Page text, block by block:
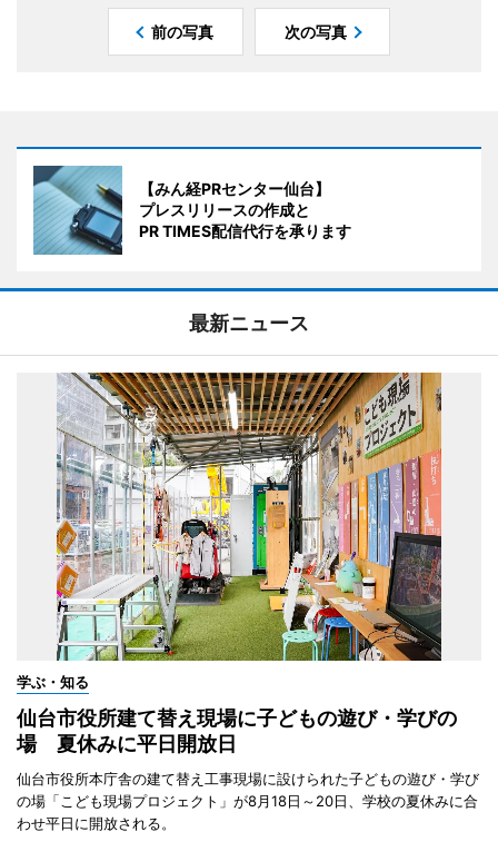
前の写真 次の写真
【みん経PRセンター仙台】
プレスリリースの作成と
PR TIMES配信代行を承ります
最新ニュース
学ぶ・知る
仙台市役所建て替え現場に子どもの遊び・学びの
場 夏休みに平日開放日
仙台市役所本庁舎の建て替え工事現場に設けられた子どもの遊び・学び
の場「こども現場プロジェクト」が8月18日～20日、学校の夏休みに合
わせ平日に開放される。